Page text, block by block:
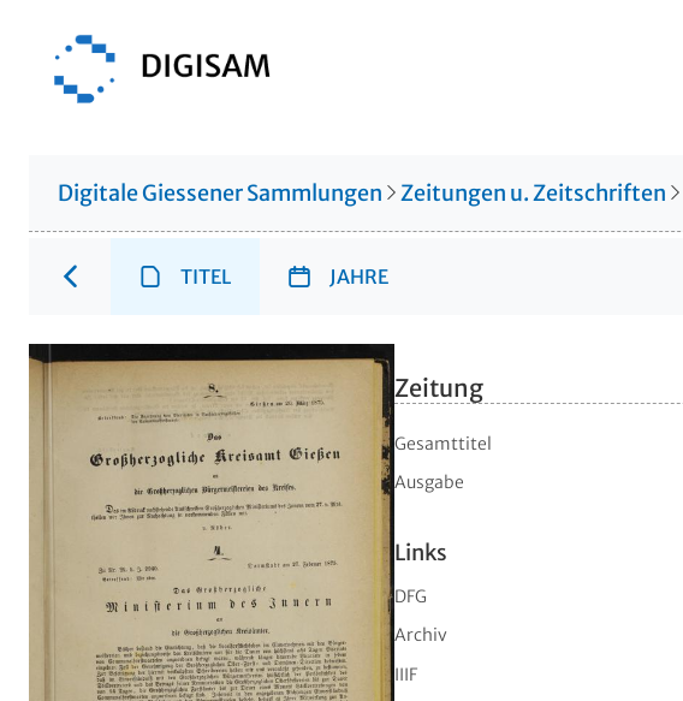
Digitale Giessener Sammlungen Zeitungen u. Zeitschriften
TITEL JAHRE
Zeitung
Gesamttitel
Ausgabe
Links
DFG
Archiv
IIIF